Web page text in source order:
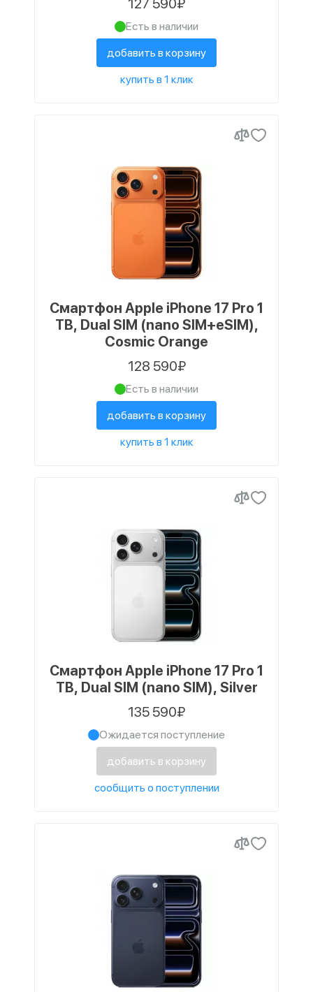
127 590₽
Есть в наличии
добавить в корзину
купить в 1 клик
Смартфон Apple iPhone 17 Pro 1
TB, Dual SIM (nano SIM+eSIM),
Cosmic Orange
128 590₽
Есть в наличии
добавить в корзину
купить в 1 клик
Смартфон Apple iPhone 17 Pro 1
TB, Dual SIM (nano SIM), Silver
135 590₽
Ожидается поступление
добавить в корзину
сообщить о поступлении